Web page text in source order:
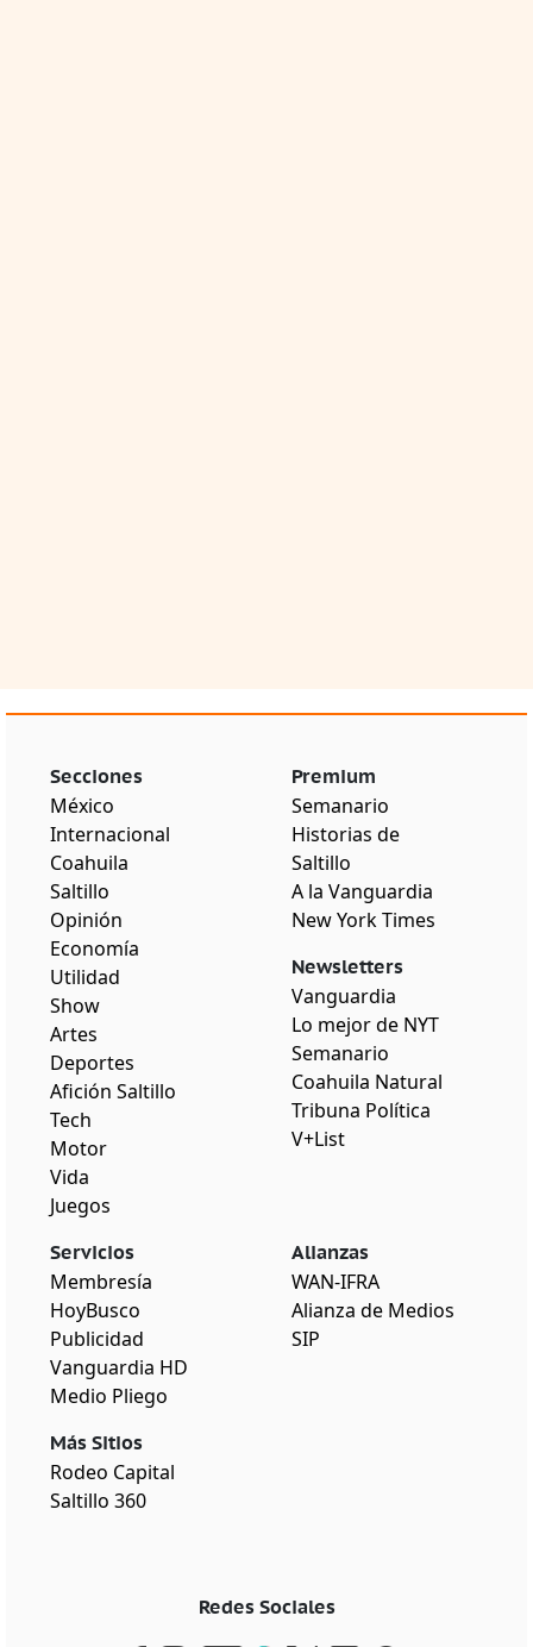
Secciones
México
Internacional
Coahuila
Saltillo
Opinión
Economía
Utilidad
Show
Artes
Deportes
Afición Saltillo
Tech
Motor
Vida
Juegos
Premium
Semanario
Historias de
Saltillo
A la Vanguardia
New York Times
Newsletters
Vanguardia
Lo mejor de NYT
Semanario
Coahuila Natural
Tribuna Política
V+List
Servicios
Membresía
HoyBusco
Publicidad
Vanguardia HD
Medio Pliego
Más Sitios
Rodeo Capital
Saltillo 360
Alianzas
WAN-IFRA
Alianza de Medios
SIP
Redes Sociales